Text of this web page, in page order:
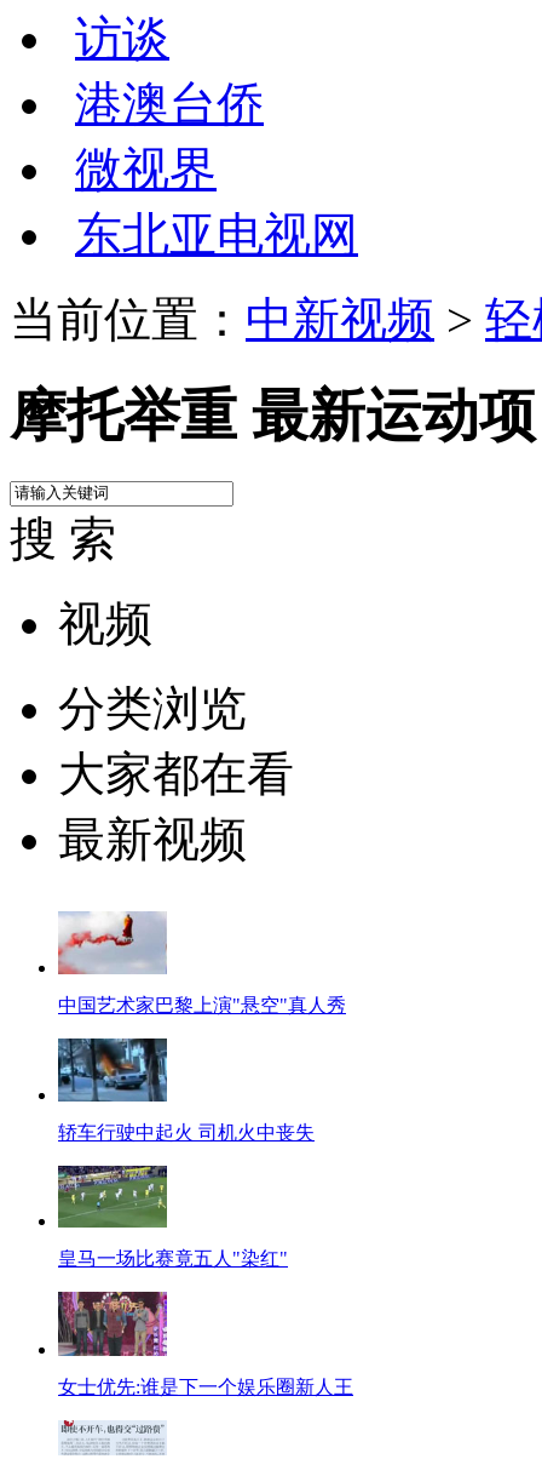
访谈
港澳台侨
微视界
东北亚电视网
当前位置： 中新视频 >
摩托举重 最新运动
搜 索
视频
分类浏览
大家都在看
最新视频
中国艺术家巴黎上演"悬空"真人秀
轿车行驶中起火 司机火中丧失
皇马一场比赛竟五人"染红"
女士优先:谁是下一个娱乐圈新人王